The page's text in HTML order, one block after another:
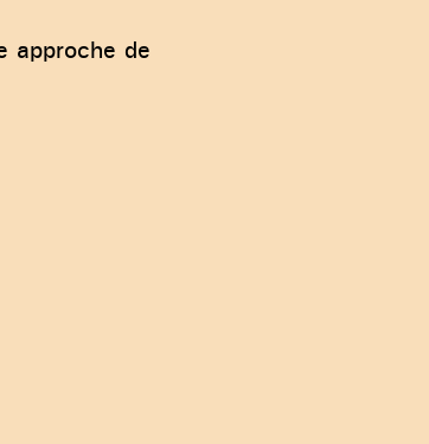
approche de